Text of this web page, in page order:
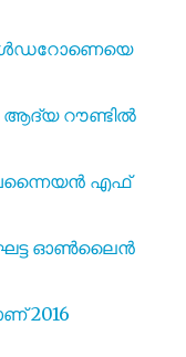
ആദ്യ റൗണ്ടിൽ
എഫ്
ഘട്ട ഓൺലൈൻ
2016